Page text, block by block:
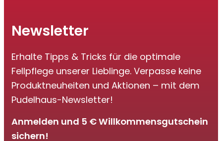
Newsletter
Erhalte Tipps & Tricks für die optimale
Fellpflege unserer Lieblinge. Verpasse keine
Produktneuheiten und Aktionen – mit dem
Pudelhaus-Newsletter!
Anmelden und 5 € Willkommensgutschein
sichern!